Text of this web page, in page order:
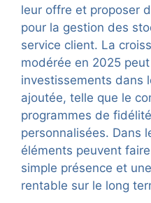
leur offre et proposer
pour la gestion des
service client. La
modérée en 2025
investissements dans
ajoutée, telle que le
programmes de
personnalisées. Dans
éléments peuvent
simple présence et
rentable sur le long